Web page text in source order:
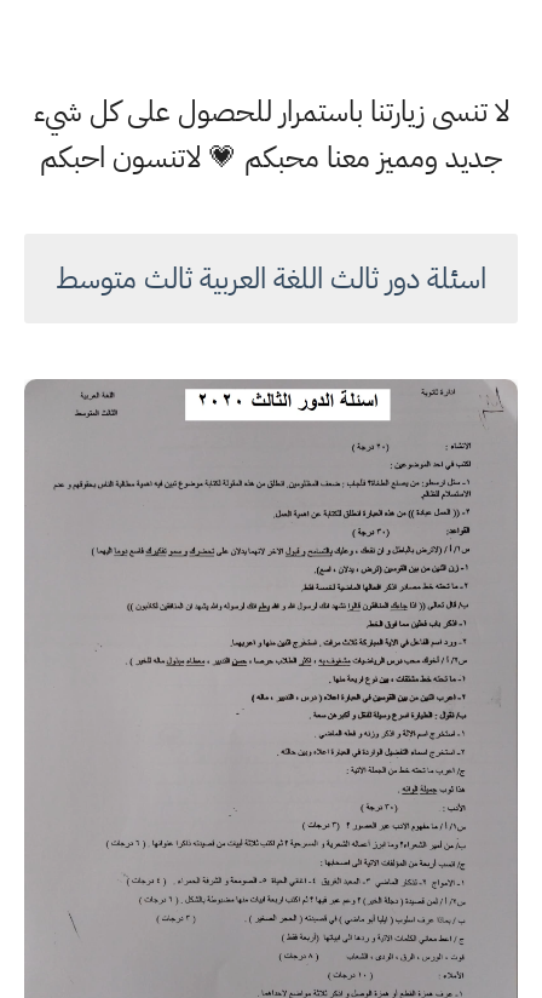
لا تنسى زيارتنا باستمرار للحصول على كل شيء
جديد ومميز معنا محبكم 💗 لاتنسون احبكم
اسئلة دور ثالث اللغة العربية ثالث متوسط